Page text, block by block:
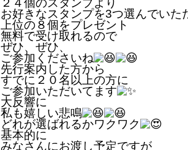
２４個のスタンプより
お好きなスタンプを3つ選んでいた
上位の８個をプレゼント
無料で受け取れるので
ぜひ、ぜひ、
ご参加くださいね
先行案内した方から
すでに２０名以上の方に
ご参加いただいてます
大反響に
私も嬉しい悲鳴
どれが選ばれるかワクワク
基本的に
みなさんにお渡し予定ですが